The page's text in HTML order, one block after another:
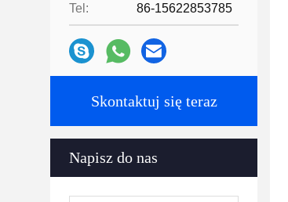
Tel: 86-15622853785
Skontaktuj się teraz
Napisz do nas